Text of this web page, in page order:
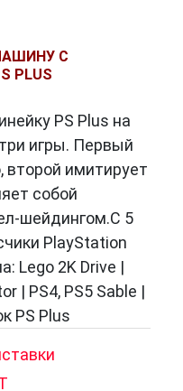
С
PLUS
PS Plus на
игры. Первый
второй имитирует
собой
шейдингом.С 5
PlayStation
Lego 2K Drive |
| PS4, PS5 Sable |
PS Plus